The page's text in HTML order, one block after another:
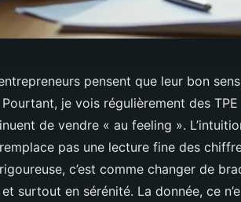
pensent que leur bon
je vois régulièrement des
de vendre « au feeling ».
pas une lecture fine des
c’est comme changer de
surtout en sérénité. La donnée, ce